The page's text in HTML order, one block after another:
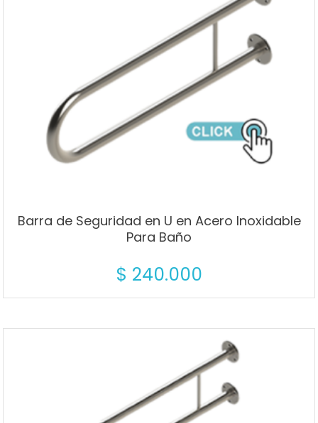
Barra de Seguridad en U en Acero Inoxidable
Para Baño
$ 240.000